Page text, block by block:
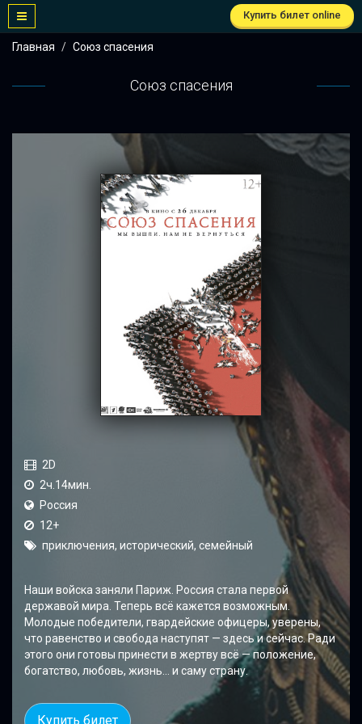
Купить билет online
Главная Союз спасения
Союз спасения
2D
2ч.14мин.
Россия
12+
приключения, исторический, семейный
Наши войска заняли Париж. Россия стала первой
державой мира. Теперь всё кажется возможным.
Молодые победители, гвардейские офицеры, уверены,
что равенство и свобода наступят — здесь и сейчас. Ради
этого они готовы принести в жертву всё — положение,
богатство, любовь, жизнь… и саму страну.
Купить билет